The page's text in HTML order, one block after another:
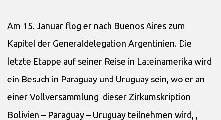
Am 15. Januar flog er nach Buenos Aires zum
Kapitel der Generaldelegation Argentinien. Die
letzte Etappe auf seiner Reise in Lateinamerika wird
ein Besuch in Paraguay und Uruguay sein, wo er an
einer Vollversammlung dieser Zirkumskription
Bolivien – Paraguay – Uruguay teilnehmen wird, ,